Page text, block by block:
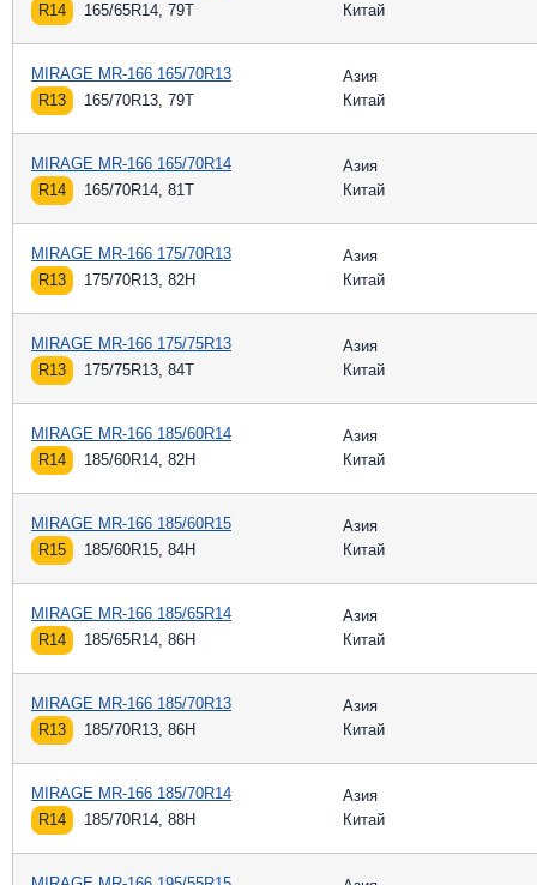
R14
165/65R14, 79T
Китай
MIRAGE MR-166 165/70R13
R13
165/70R13, 79T
Азия
Китай
MIRAGE MR-166 165/70R14
R14
165/70R14, 81T
Азия
Китай
MIRAGE MR-166 175/70R13
R13
175/70R13, 82H
Азия
Китай
MIRAGE MR-166 175/75R13
R13
175/75R13, 84T
Азия
Китай
MIRAGE MR-166 185/60R14
R14
185/60R14, 82H
Азия
Китай
MIRAGE MR-166 185/60R15
R15
185/60R15, 84H
Азия
Китай
MIRAGE MR-166 185/65R14
R14
185/65R14, 86H
Азия
Китай
MIRAGE MR-166 185/70R13
R13
185/70R13, 86H
Азия
Китай
MIRAGE MR-166 185/70R14
R14
185/70R14, 88H
Азия
Китай